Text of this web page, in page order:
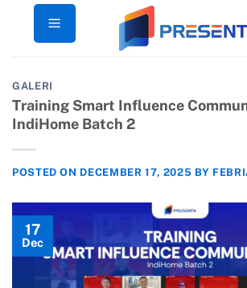
GALERI
Training Smart Influence
IndiHome Batch 2
POSTED ON DECEMBER 17, 2025 BY
17
Dec